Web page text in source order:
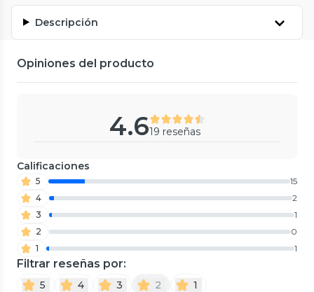
Descripción
Opiniones del producto
4.619 reseñas
Calificaciones
5
15
4
2
3
1
2
0
1
1
Filtrar reseñas por:
5 4 3 2 1